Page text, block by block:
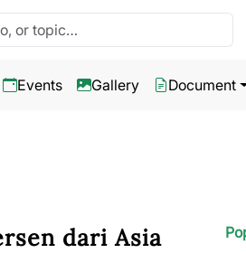
Events Gallery Document
dari Asia